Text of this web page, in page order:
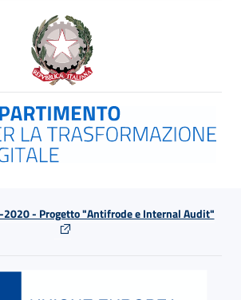
2020 - Progetto "Antifrode e Internal Audit"